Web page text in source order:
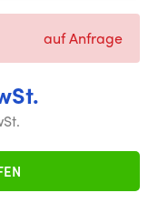
auf Anfrage